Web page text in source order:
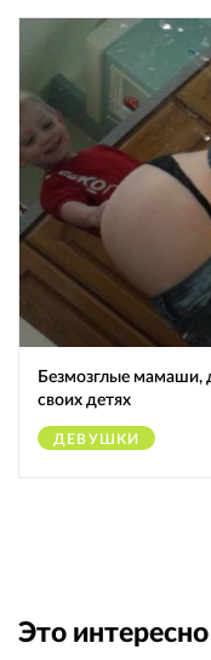
Безмозглые мамаши,
своих детях
ДЕВУШКИ
Это интересно